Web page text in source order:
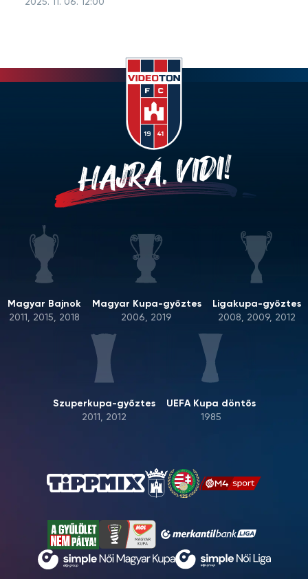
2025. 11. 06. 12:00
HAJRÁ, VIDI!
Magyar Bajnok
2011, 2015, 2018
Magyar Kupa-győztes
2006, 2019
Ligakupa-győztes
2008, 2009, 2012
Szuperkupa-győztes
2011, 2012
UEFA Kupa döntős
1985